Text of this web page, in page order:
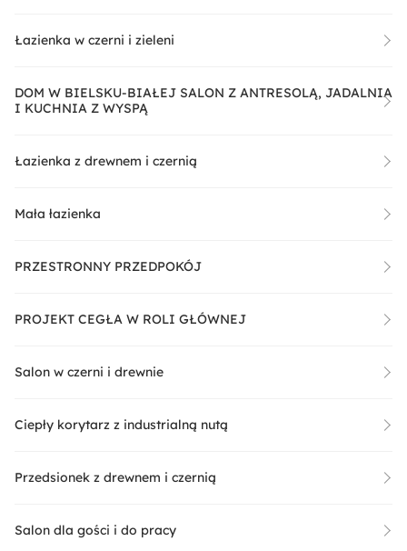
Łazienka w czerni i zieleni
DOM W BIELSKU-BIAŁEJ SALON Z ANTRESOLĄ, JADALNIA
I KUCHNIA Z WYSPĄ
Łazienka z drewnem i czernią
Mała łazienka
PRZESTRONNY PRZEDPOKÓJ
PROJEKT CEGŁA W ROLI GŁÓWNEJ
Salon w czerni i drewnie
Ciepły korytarz z industrialną nutą
Przedsionek z drewnem i czernią
Salon dla gości i do pracy